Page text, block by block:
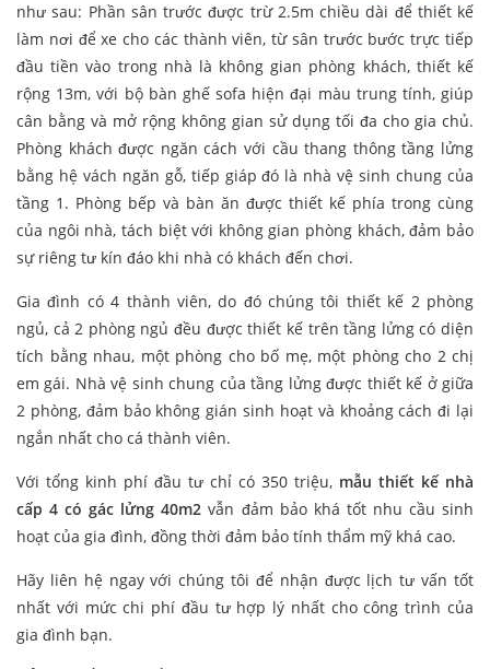
như sau: Phần sân trước được trừ 2.5m chiều dài để thiết kế
làm nơi để xe cho các thành viên, từ sân trước bước trực tiếp
đầu tiền vào trong nhà là không gian phòng khách, thiết kế
rộng 13m, với bộ bàn ghế sofa hiện đại màu trung tính, giúp
cân bằng và mở rộng không gian sử dụng tối đa cho gia chủ.
Phòng khách được ngăn cách với cầu thang thông tầng lửng
bằng hệ vách ngăn gỗ, tiếp giáp đó là nhà vệ sinh chung của
tầng 1. Phòng bếp và bàn ăn được thiết kế phía trong cùng
của ngôi nhà, tách biệt với không gian phòng khách, đảm bảo
sự riêng tư kín đáo khi nhà có khách đến chơi.
Gia đình có 4 thành viên, do đó chúng tôi thiết kế 2 phòng
ngủ, cả 2 phòng ngủ đều được thiết kế trên tầng lửng có diện
tích bằng nhau, một phòng cho bố mẹ, một phòng cho 2 chị
em gái. Nhà vệ sinh chung của tầng lửng được thiết kế ở giữa
2 phòng, đảm bảo không gián sinh hoạt và khoảng cách đi lại
ngắn nhất cho cá thành viên.
Với tổng kinh phí đầu tư chỉ có 350 triệu, mẫu thiết kế nhà
cấp 4 có gác lửng 40m2 vẫn đảm bảo khá tốt nhu cầu sinh
hoạt của gia đình, đồng thời đảm bảo tính thẩm mỹ khá cao.
Hãy liên hệ ngay với chúng tôi để nhận được lịch tư vấn tốt
nhất với mức chi phí đầu tư hợp lý nhất cho công trình của
gia đình bạn.